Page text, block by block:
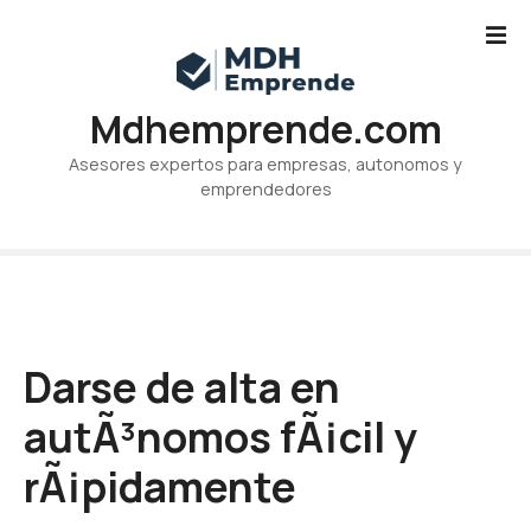
Mdhemprende.com
Asesores expertos para empresas, autonomos y
emprendedores
Darse de alta en
autÃ³nomos fÃ¡cil y
rÃ¡pidamente